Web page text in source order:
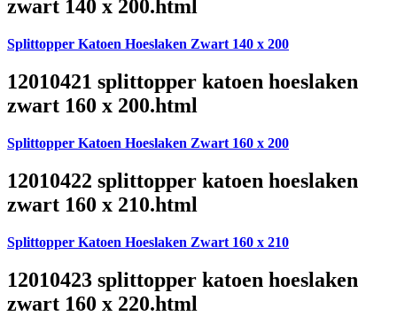
zwart 140 x 200.html
Splittopper Katoen Hoeslaken Zwart 140 x 200
12010421 splittopper katoen hoeslaken
zwart 160 x 200.html
Splittopper Katoen Hoeslaken Zwart 160 x 200
12010422 splittopper katoen hoeslaken
zwart 160 x 210.html
Splittopper Katoen Hoeslaken Zwart 160 x 210
12010423 splittopper katoen hoeslaken
zwart 160 x 220.html